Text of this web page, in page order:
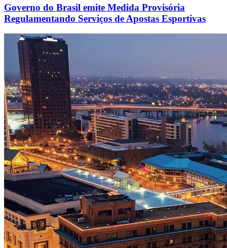
Governo do Brasil emite Medida Provisória
Regulamentando Serviços de Apostas Esportivas